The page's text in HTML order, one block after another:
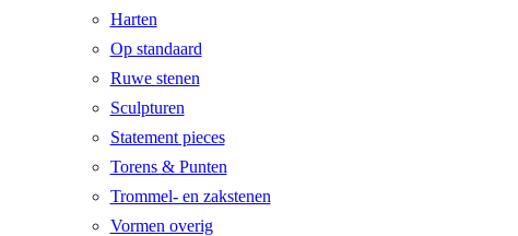
Harten
Op standaard
Ruwe stenen
Sculpturen
Statement pieces
Torens & Punten
Trommel- en zakstenen
Vormen overig